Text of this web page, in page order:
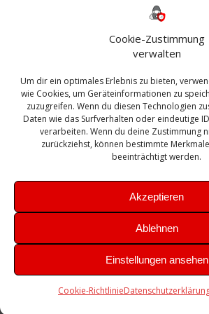
Cookie-Zustimmung
verwalten
Um dir ein optimales Erlebnis zu bieten,
wie Cookies, um Geräteinformationen zu
zuzugreifen. Wenn du diesen Technologien
Daten wie das Surfverhalten oder eindeutige
verarbeiten. Wenn du deine Zustimmung
zurückziehst, können bestimmte
beeinträchtigt werden.
Akzeptieren
Ablehnen
Einstellungen ansehen
Cookie-Richtlinie
Bautagebuch
Exchange firewall Fritzbox
Microsoft
Sanierung SBS Security
Sicherung SIEM Sophos
Update Upgrade UTM VCenter
VMWare VPN WAZUH
Zertifikat
Theme